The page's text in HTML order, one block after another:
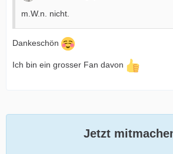
m.W.n. nicht.
Dankeschön
Ich bin ein grosser Fan davon
Jetzt